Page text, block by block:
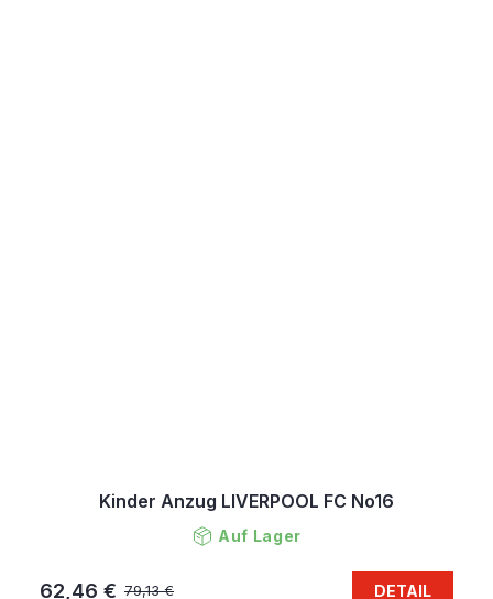
Kinder Anzug LIVERPOOL FC No16
Auf Lager
79,13 €
62,46 € DETAIL